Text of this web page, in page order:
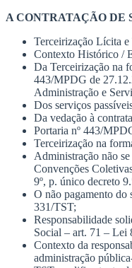
A CONTRATAÇÃO DE
Terceirização Lícita
Contexto Histórico /
Da Terceirização na
443/MPDG de
Administração e
Dos serviços
Da vedação à
Portaria nº 443/
Terceirização na
Administração não
Convenções
9º, p. único decreto
O não pagamento do
331/TST;
Responsabilidade
Social – art. 71 – Lei
Contexto da
administração